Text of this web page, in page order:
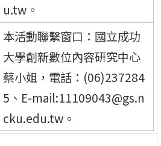
u.tw。
本活動聯繫窗口：國立成功
大學創新數位內容研究中心
蔡小姐，電話：(06)237284
5、E-mail:11109043@gs.n
cku.edu.tw。